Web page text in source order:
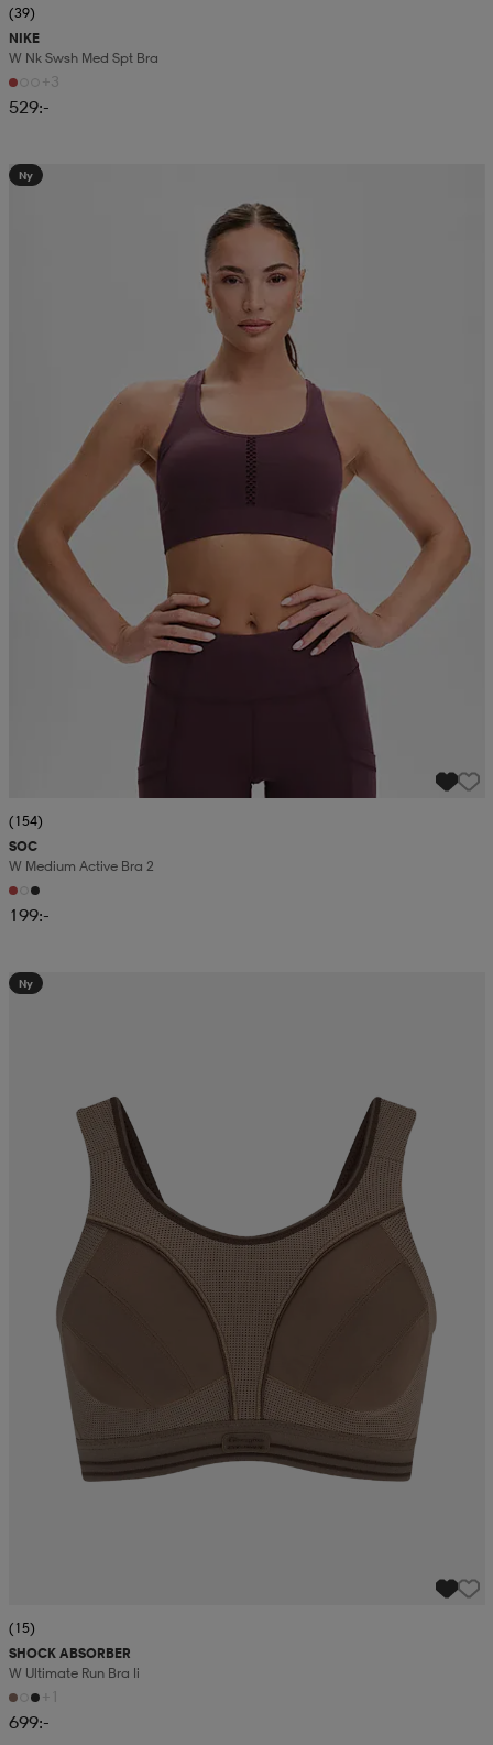
(39)
NIKE
W Nk Swsh Med Spt Bra
+3
529:-
Ny
(154)
SOC
W Medium Active Bra 2
199:-
Ny
(15)
SHOCK ABSORBER
W Ultimate Run Bra Ii
+1
699:-